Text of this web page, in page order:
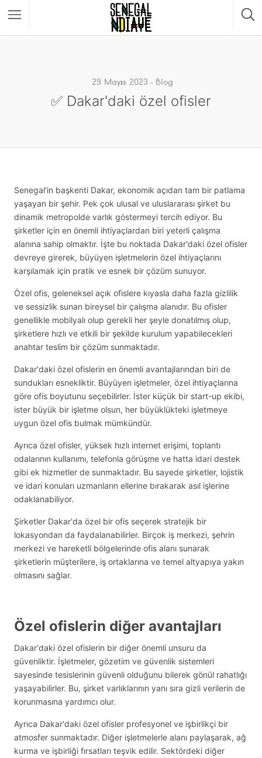
29 Mayıs 2023 Blog
✅ Dakar'daki özel ofisler
Senegal'in başkenti Dakar, ekonomik açıdan tam bir patlama
yaşayan bir şehir. Pek çok ulusal ve uluslararası şirket bu
dinamik metropolde varlık göstermeyi tercih ediyor. Bu
şirketler için en önemli ihtiyaçlardan biri yeterli çalışma
alanına sahip olmaktır. İşte bu noktada Dakar'daki özel ofisler
devreye girerek, büyüyen işletmelerin özel ihtiyaçlarını
karşılamak için pratik ve esnek bir çözüm sunuyor.
Özel ofis, geleneksel açık ofislere kıyasla daha fazla gizlilik
ve sessizlik sunan bireysel bir çalışma alanıdır. Bu ofisler
genellikle mobilyalı olup gerekli her şeyle donatılmış olup,
şirketlere hızlı ve etkili bir şekilde kurulum yapabilecekleri
anahtar teslim bir çözüm sunmaktadır.
Dakar'daki özel ofislerin en önemli avantajlarından biri de
sundukları esnekliktir. Büyüyen işletmeler, özel ihtiyaçlarına
göre ofis boyutunu seçebilirler. İster küçük bir start-up ekibi,
ister büyük bir işletme olsun, her büyüklükteki işletmeye
uygun özel ofis bulmak mümkündür.
Ayrıca özel ofisler, yüksek hızlı internet erişimi, toplantı
odalarının kullanımı, telefonla görüşme ve hatta idari destek
gibi ek hizmetler de sunmaktadır. Bu sayede şirketler, lojistik
ve idari konuları uzmanların ellerine bırakarak asıl işlerine
odaklanabiliyor.
Şirketler Dakar'da özel bir ofis seçerek stratejik bir
lokasyondan da faydalanabilirler. Birçok iş merkezi, şehrin
merkezi ve hareketli bölgelerinde ofis alanı sunarak
şirketlerin müşterilere, iş ortaklarına ve temel altyapıya yakın
olmasını sağlar.
Özel ofislerin diğer avantajları
Dakar'daki özel ofislerin bir diğer önemli unsuru da
güvenliktir. İşletmeler, gözetim ve güvenlik sistemleri
sayesinde tesislerinin güvenli olduğunu bilerek gönül rahatlığı
yaşayabilirler. Bu, şirket varlıklarının yanı sıra gizli verilerin de
korunmasına yardımcı olur.
Ayrıca Dakar'daki özel ofisler profesyonel ve işbirlikçi bir
atmosfer sunmaktadır. Diğer işletmelerle alanı paylaşarak, ağ
kurma ve işbirliği fırsatları teşvik edilir. Sektördeki diğer